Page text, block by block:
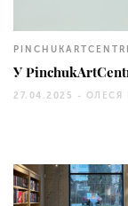
У
27.04.2025 - ОЛЕСЯ